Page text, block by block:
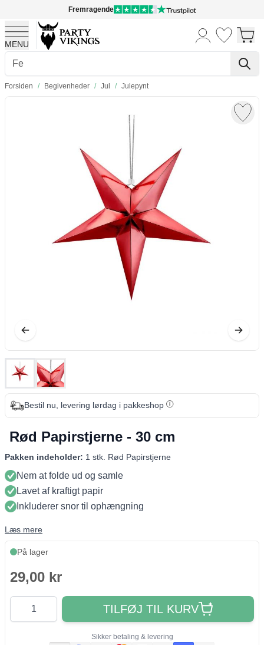
Fremragende
MENU
Skip to Content
Forsiden / Begivenheder / Jul / Julepynt
Bestil nu, levering lørdag i pakkeshop
Rød Papirstjerne - 30 cm
Pakken indeholder: 1 stk. Rød Papirstjerne
Nem at folde ud og samle
Lavet af kraftigt papir
Inkluderer snor til ophængning
Læs mere
På lager
29,00 kr
Antal
TILFØJ TIL KURV
Sikker betaling & levering